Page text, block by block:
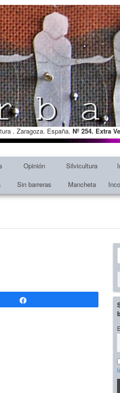
. Zaragoza. España. Nº 254. Extra
Opinión Silvicultura
Sin barreras Mancheta